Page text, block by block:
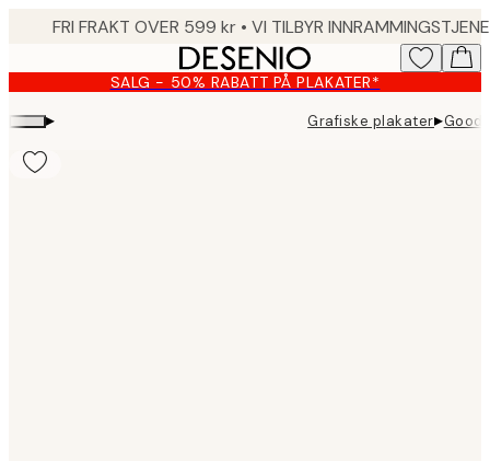
content.
SALG - 50% RABATT PÅ PLAKATER*
▸ Grafiske plakater▸Good